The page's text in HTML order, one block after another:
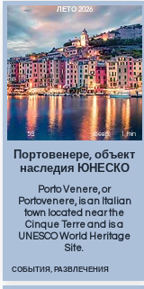
ЛЕТО 2026
февр. 1 min
59
Портовенере, объект
наследия ЮНЕСКО
Porto Venere, or
Portovenere, is an Italian
town located near the
Cinque Terre and is a
UNESCO World Heritage
Site.
СОБЫТИЯ, РАЗВЛЕЧЕНИЯ